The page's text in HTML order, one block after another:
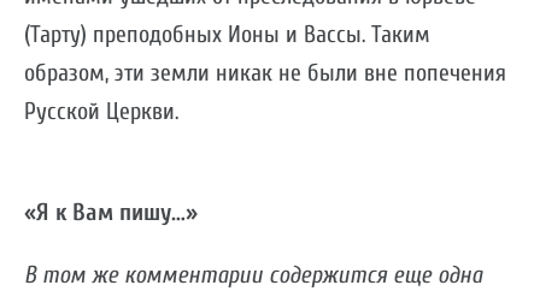
(Тарту) преподобных Ионы и Вассы. Таким
образом, эти земли никак не были вне попечения
Русской Церкви.
«Я к Вам пишу…»
В том же комментарии содержится еще одна